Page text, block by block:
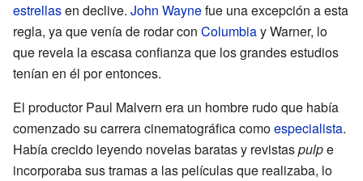
estrellasen declive. John Waynefue una excepción a esta
regla, ya que venía de rodar con Columbiay Warner, lo
que revela la escasa confianza que los grandes estudios
tenían en él por entonces.
El productor Paul Malvern era un hombre rudo que había
comenzado su carrera cinematográfica comoespecialista.
Había crecido leyendo novelas baratas y revistaspulpe
incorporaba sus tramas a las películas que realizaba, lo